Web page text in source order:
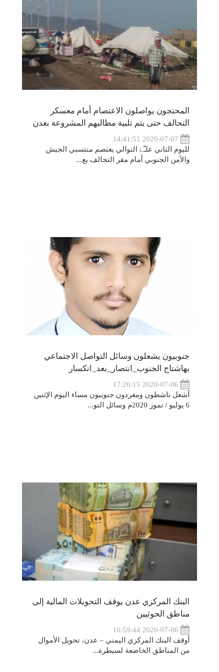
المحتجون يواصلون الاعتصام أمام معسكر
التحالف حتى يتم تلبية مطالبهم المشروعة بعدن
لليوم الثاني علـّۓ التوالي يعتصم منتسبي الجيش
والأمن الجنوبي أمام مقر التحالف بع...
جنوبيون يشعلون وسائل التواصل الاجتماعي
بهاشتاج الجنوب_انتصار_بعد_انكسار
أشعل ناشطون ومغردون جنوبيون مساء اليوم الإثنين
6 يوليو / تموز 2020م وسائل التو...
البنك المركزي عدن يوقف التحويلات المالية إلى
مناطق الحوثيين
أوقف البنك المركزي اليمني – عدن، تحويل الأموال
من المناطق الخاضعة لسيطرة...